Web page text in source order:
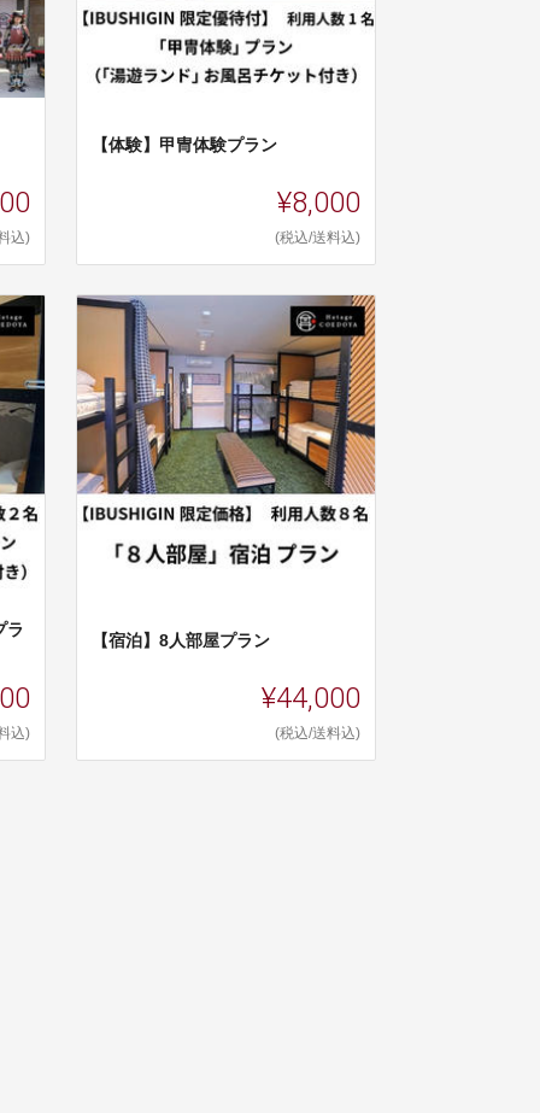
込)
【体験】甲冑体験プラン
¥8,000
(税込/送料込)
ラ
込)
【宿泊】8人部屋プラン
¥44,000
(税込/送料込)